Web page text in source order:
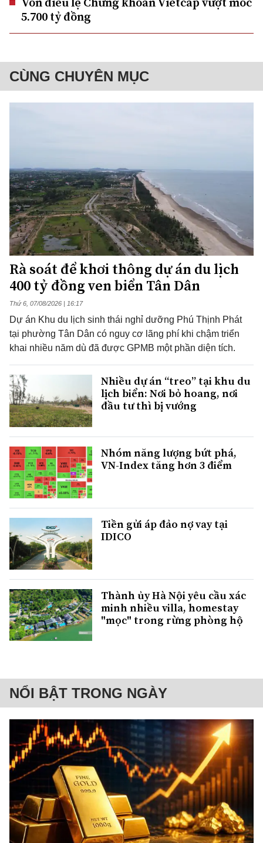
5.700 tỷ đồng
CÙNG CHUYÊN MỤC
Rà soát để khơi thông dự án du lịch
400 tỷ đồng ven biển Tân Dân
Thứ 6, 07/08/2026 | 16:17
Dự án Khu du lịch sinh thái nghỉ dưỡng Phú Thịnh Phát
tại phường Tân Dân có nguy cơ lãng phí khi chậm triển
khai nhiều năm dù đã được GPMB một phần diện tích.
Nhiều dự án “treo” tại khu du
lịch biển: Nơi bỏ hoang, nơi
đầu tư thì bị vướng
Nhóm năng lượng bứt phá,
VN-Index tăng hơn 3 điểm
Tiền gửi áp đảo nợ vay tại
IDICO
Thành ủy Hà Nội yêu cầu xác
minh nhiều villa, homestay
"mọc" trong rừng phòng hộ
NỔI BẬT TRONG NGÀY